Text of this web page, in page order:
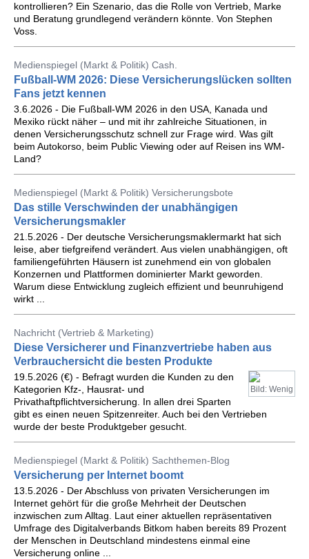
kontrollieren? Ein Szenario, das die Rolle von Vertrieb, Marke
und Beratung grundlegend verändern könnte. Von Stephen
Voss.
Medienspiegel (Markt & Politik) Cash.
Fußball-WM 2026: Diese Versicherungslücken sollten
Fans jetzt kennen
3.6.2026 - Die Fußball-WM 2026 in den USA, Kanada und
Mexiko rückt näher – und mit ihr zahlreiche Situationen, in
denen Versicherungsschutz schnell zur Frage wird. Was gilt
beim Autokorso, beim Public Viewing oder auf Reisen ins WM-
Land?
Medienspiegel (Markt & Politik) Versicherungsbote
Das stille Verschwinden der unabhängigen
Versicherungsmakler
21.5.2026 - Der deutsche Versicherungsmaklermarkt hat sich
leise, aber tiefgreifend verändert. Aus vielen unabhängigen, oft
familiengeführten Häusern ist zunehmend ein von globalen
Konzernen und Plattformen dominierter Markt geworden.
Warum diese Entwicklung zugleich effizient und beunruhigend
wirkt ...
Nachricht (Vertrieb & Marketing)
Diese Versicherer und Finanzvertriebe haben aus
Verbrauchersicht die besten Produkte
Bild: Wenig
19.5.2026 (€) - Befragt wurden die Kunden zu den
Kategorien Kfz-, Hausrat- und
Privathaftpflichtversicherung. In allen drei Sparten
gibt es einen neuen Spitzenreiter. Auch bei den Vertrieben
wurde der beste Produktgeber gesucht.
Medienspiegel (Markt & Politik) Sachthemen-Blog
Versicherung per Internet boomt
13.5.2026 - Der Abschluss von privaten Versicherungen im
Internet gehört für die große Mehrheit der Deutschen
inzwischen zum Alltag. Laut einer aktuellen repräsentativen
Umfrage des Digitalverbands Bitkom haben bereits 89 Prozent
der Menschen in Deutschland mindestens einmal eine
Versicherung online ...